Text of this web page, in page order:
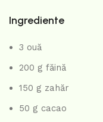
Ingrediente
3 ouă
200 g făină
150 g zahăr
50 g cacao